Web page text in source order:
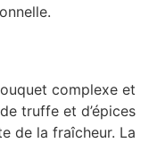
complexe et
truffe et d’épices
de la fraîcheur. La